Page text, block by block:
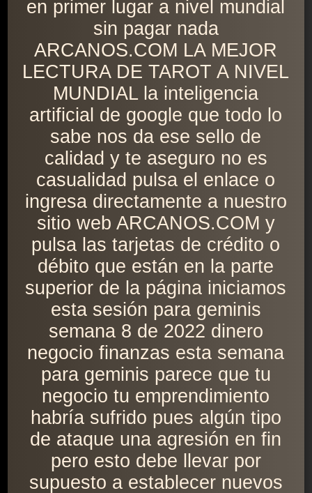
en primer lugar a nivel mundial
sin pagar nada
ARCANOS.COM LA MEJOR
LECTURA DE TAROT A NIVEL
MUNDIAL la inteligencia
artificial de google que todo lo
sabe nos da ese sello de
calidad y te aseguro no es
casualidad pulsa el enlace o
ingresa directamente a nuestro
sitio web ARCANOS.COM y
pulsa las tarjetas de crédito o
débito que están en la parte
superior de la página iniciamos
esta sesión para geminis
semana 8 de 2022 dinero
negocio finanzas esta semana
para geminis parece que tu
negocio tu emprendimiento
habría sufrido pues algún tipo
de ataque una agresión en fin
pero esto debe llevar por
supuesto a establecer nuevos